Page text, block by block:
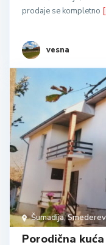
prodaje se kompletno
vesna
Šumadija,
Porodična